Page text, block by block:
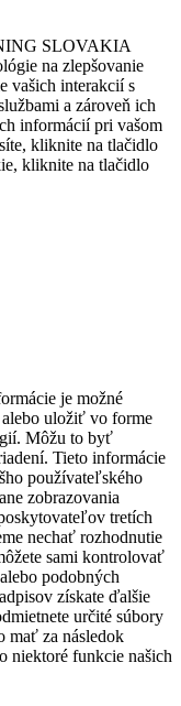
SLOVAKIA
na zlepšovanie
vašich interakcií s
a zároveň ich
informácií pri vašom
kliknite na tlačidlo
kliknite na tlačidlo
je možné
uložiť vo forme
Môžu to byť
Tieto informácie
používateľského
zobrazovania
tretích
nechať rozhodnutie
sami kontrolovať
podobných
získate ďalšie
určité súbory
mať za následok
niektoré funkcie našich